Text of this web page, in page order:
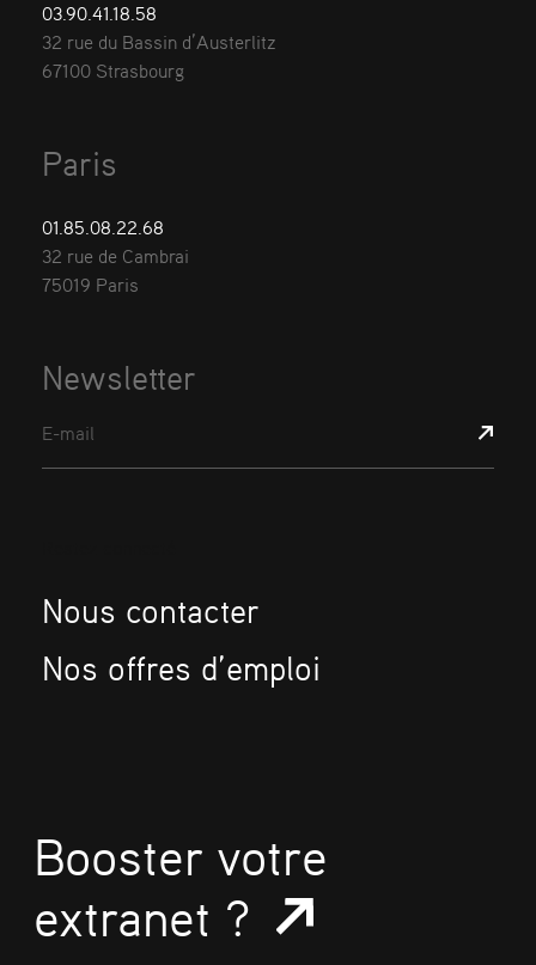
03.90.41.18.58
32 rue du Bassin d’Austerlitz
67100 Strasbourg
Paris
01.85.08.22.68
32 rue de Cambrai
75019 Paris
Newsletter
E-mail
Nous contacter
Nos offres d’emploi
Booster votre
extranet ?